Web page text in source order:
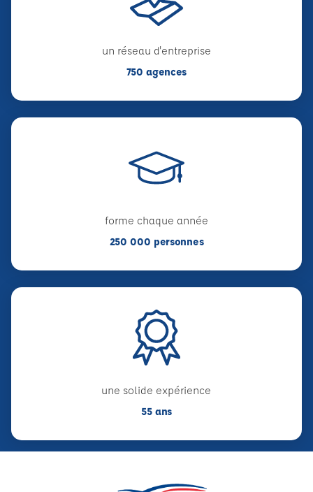
un réseau d'entreprise
750 agences
forme chaque année
250 000 personnes
une solide expérience
55 ans